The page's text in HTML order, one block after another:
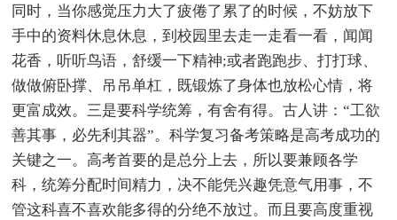
同时，当你感觉压力大了疲倦了累了的时候，不妨放下
手中的资料休息休息，到校园里去走一走看一看，闻闻
花香，听听鸟语，舒缓一下精神;或者跑跑步、打打球、
做做俯卧撑、吊吊单杠，既锻炼了身体也放松心情，将
更富成效。三是要科学统筹，有舍有得。古人讲：“工欲
善其事，必先利其器”。科学复习备考策略是高考成功的
关键之一。高考首要的是总分上去，所以要兼顾各学
科，统筹分配时间精力，决不能凭兴趣凭意气用事，不
管这科喜不喜欢能多得的分绝不放过。而且要高度重视